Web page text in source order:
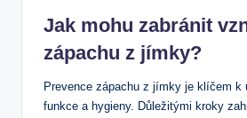
Jak mohu zabránit
zápachu z jímky?
Prevence zápachu z jímky je klíčem k
funkce a hygieny. Důležitými kroky